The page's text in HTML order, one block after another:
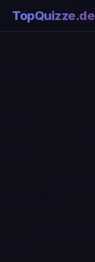
TopQuizze.de